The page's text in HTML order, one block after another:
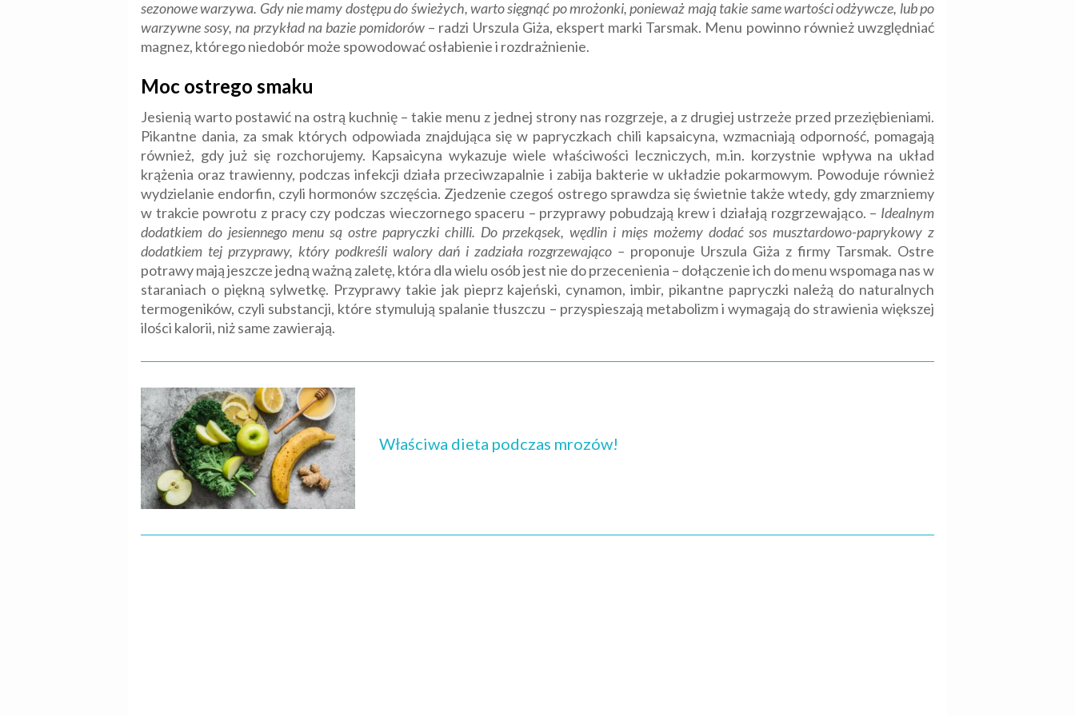
sezonowe warzywa. Gdy nie mamy dostępu do świeżych, warto sięgnąć po mrożonki, ponieważ mają takie same wartości odżywcze, lub po
warzywne sosy, na przykład na bazie pomidorów – radzi Urszula Giża, ekspert marki Tarsmak. Menu powinno również uwzględniać
magnez, którego niedobór może spowodować osłabienie i rozdrażnienie.
Moc ostrego smaku
Jesienią warto postawić na ostrą kuchnię – takie menu z jednej strony nas rozgrzeje, a z drugiej ustrzeże przed przeziębieniami.
Pikantne dania, za smak których odpowiada znajdująca się w papryczkach chili kapsaicyna, wzmacniają odporność, pomagają
również, gdy już się rozchorujemy. Kapsaicyna wykazuje wiele właściwości leczniczych, m.in. korzystnie wpływa na układ
krążenia oraz trawienny, podczas infekcji działa przeciwzapalnie i zabija bakterie w układzie pokarmowym. Powoduje również
wydzielanie endorfin, czyli hormonów szczęścia. Zjedzenie czegoś ostrego sprawdza się świetnie także wtedy, gdy zmarzniemy
w trakcie powrotu z pracy czy podczas wieczornego spaceru – przyprawy pobudzają krew i działają rozgrzewająco. – Idealnym
dodatkiem do jesiennego menu są ostre papryczki chilli. Do przekąsek, wędlin i mięs możemy dodać sos musztardowo-paprykowy z
dodatkiem tej przyprawy, który podkreśli walory dań i zadziała rozgrzewająco – proponuje Urszula Giża z firmy Tarsmak. Ostre
potrawy mają jeszcze jedną ważną zaletę, która dla wielu osób jest nie do przecenienia – dołączenie ich do menu wspomaga nas w
staraniach o piękną sylwetkę. Przyprawy takie jak pieprz kajeński, cynamon, imbir, pikantne papryczki należą do naturalnych
termogeników, czyli substancji, które stymulują spalanie tłuszczu – przyspieszają metabolizm i wymagają do strawienia większej
ilości kalorii, niż same zawierają.
Właściwa dieta podczas mrozów!